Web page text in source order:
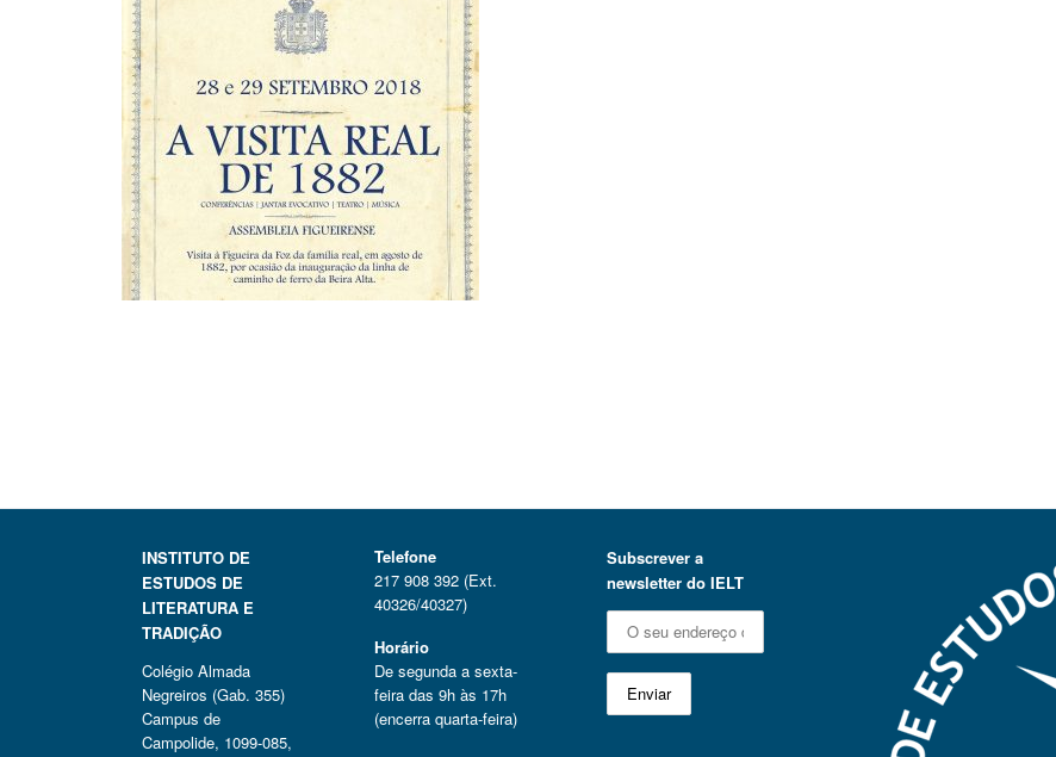
INSTITUTO DE
ESTUDOS DE
LITERATURA E
TRADIÇÃO
Colégio Almada
Negreiros (Gab. 355)
Campus de
Campolide, 1099-085,
Telefone
217 908 392 (Ext.
40326/40327)
Horário
De segunda a sexta-
feira das 9h às 17h
(encerra quarta-feira)
Subscrever a
newsletter do IELT